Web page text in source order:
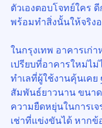
ตัวเองตอบโจทย์ใคร
พร้อมทำสิ่งนั้นให้จริง
ในกรุงเทพ อาคารเก่
เปรียบที่อาคารใหม่ไม่
ทำเลที่ผู้ใช้งานคุ้นเคย
สัมพันธ์ยาวนาน ขนา
ความยืดหยุ่นในการเ
เช่าที่แข่งขันได้ หากข้